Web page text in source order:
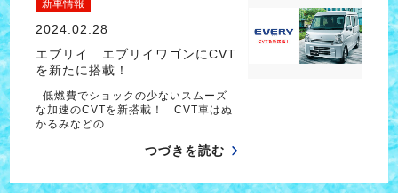
新車情報
2024.02.28
エブリイ エブリイワゴンにCVT
を新たに搭載！
低燃費でショックの少ないスムーズ
な加速のCVTを新搭載！ CVT車はぬ
かるみなどの…
つづきを読む